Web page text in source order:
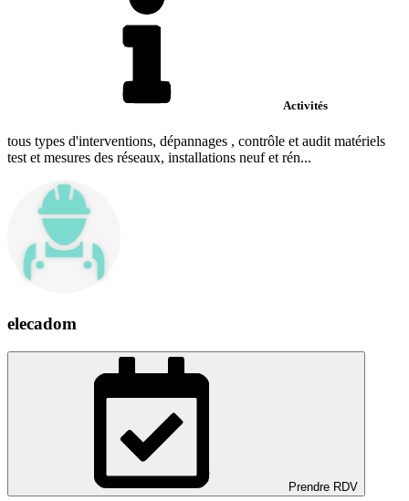
Activités
tous types d'interventions, dépannages , contrôle et audit matériels
test et mesures des réseaux, installations neuf et rén...
elecadom
Prendre RDV